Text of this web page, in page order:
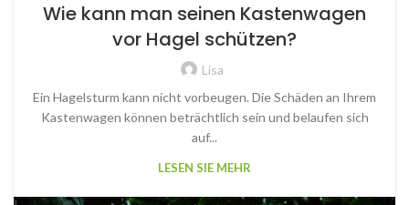
Wie kann man seinen Kastenwagen
vor Hagel schützen?
Lisa
Ein Hagelsturm kann nicht vorbeugen. Die Schäden an Ihrem
Kastenwagen können beträchtlich sein und belaufen sich
auf...
LESEN SIE MEHR